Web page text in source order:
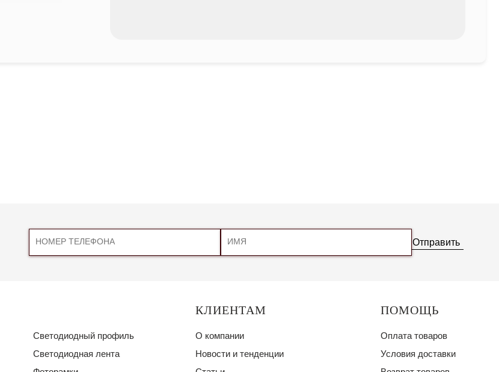
Отправить
Светодиодный профиль
Светодиодная лента
КЛИЕНТАМ
О компании
Новости и тенденции
ПОМОЩЬ
Оплата товаров
Условия доставки